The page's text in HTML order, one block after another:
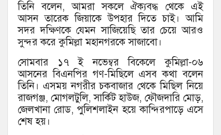
তিনি বলেন, আমরা সকলে ঐক্যবদ্ধ থেকে এই
আসন তারেক জিয়াকে উপহার দিতে চাই। আমি
সদর দক্ষিণকে যেমন সাজিয়েছি তার চেয়ে আরও
সুন্দর করে কুমিল্লা মহানগরকে সাজাবো।
সোমবার ১৭ ই নভেম্বর বিকেলে কুমিল্লা-০৬
আসনের বিএনপির গণ-মিছিলে এসব কথা বলেন
তিনি। এসময় নগরীর চকবাজার থেকে মিছিল নিয়ে
রাজগঞ্জ, মোগলটুলি, সার্কিট হাউজ, ফৌজদারি মোড়,
জেলখানা রোড, পুলিশলাইন হয়ে কান্দিরপাড়ে এসে
শেষ হয়।